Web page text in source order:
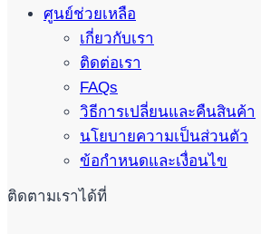
ศูนย์ช่วยเหลือ
เกี่ยวกับเรา
ติดต่อเรา
FAQs
วิธีการเปลี่ยนและคืนสินค้า
นโยบายความเป็นส่วนตัว
ข้อกำหนดและเงื่อนไข
ติดตามเราได้ที่